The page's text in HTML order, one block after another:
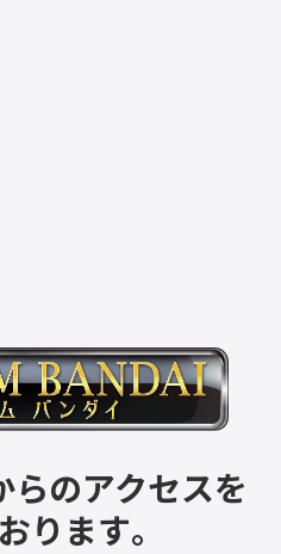
らのアクセスを
ります。